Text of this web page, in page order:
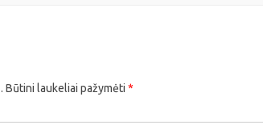
Būtini laukeliai pažymėti *